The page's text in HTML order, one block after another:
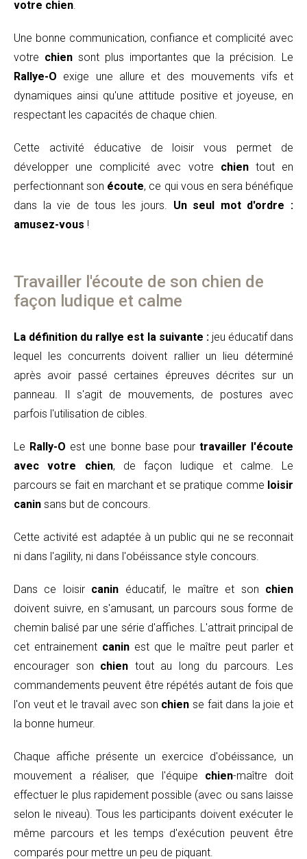
votre chien
Une bonne communication, confiance et complicité avec
votre chiensont plus importantes que la précision. Le
Rallye-O exige une allure et des mouvements vifs et
dynamiques ainsi qu'une attitude positive et joyeuse, en
respectant les capacités de chaque chien.
Cette activité éducative de loisir vous permet de
développer une complicité avec votre chientout en
perfectionnant son écoute, ce qui vous en sera bénéfique
dans la vie de tous les jours. Un seul mot d'ordre :
amusez-vous !
Travailler l'écoute de son chien de
façon ludique et calme
La définition du rallye est la suivante :jeu éducatif dans
lequel les concurrents doivent rallier un lieu déterminé
après avoir passé certaines épreuves décrites sur un
panneau. Il s'agit de mouvements, de postures avec
parfois l'utilisation de cibles.
Le Rally-O est une bonne base pour travailler l'écoute
avec votre chien, de façon ludique et calme. Le
parcours se fait en marchant et se pratique comme loisir
canin sans but de concours.
Cette activité est adaptée à un public qui ne se reconnait
ni dans l'agility, ni dans l'obéissance style concours.
Dans ce loisir canin éducatif, le maître et son chien
doivent suivre, en s'amusant, un parcours sous forme de
chemin balisé par une série d'affiches. L'attrait principal de
cet entrainement canin est que le maître peut parler et
encourager son chien tout au long du parcours. Les
commandements peuvent être répétés autant de fois que
l'on veut et le travail avec son chien se fait dans la joie et
la bonne humeur.
Chaque affiche présente un exercice d'obéissance, un
mouvement a réaliser, que l'équipe chien-maître doit
effectuer le plus rapidement possible (avec ou sans laisse
selon le niveau). Tous les participants doivent exécuter le
même parcours et les temps d'exécution peuvent être
comparés pour mettre un peu de piquant.